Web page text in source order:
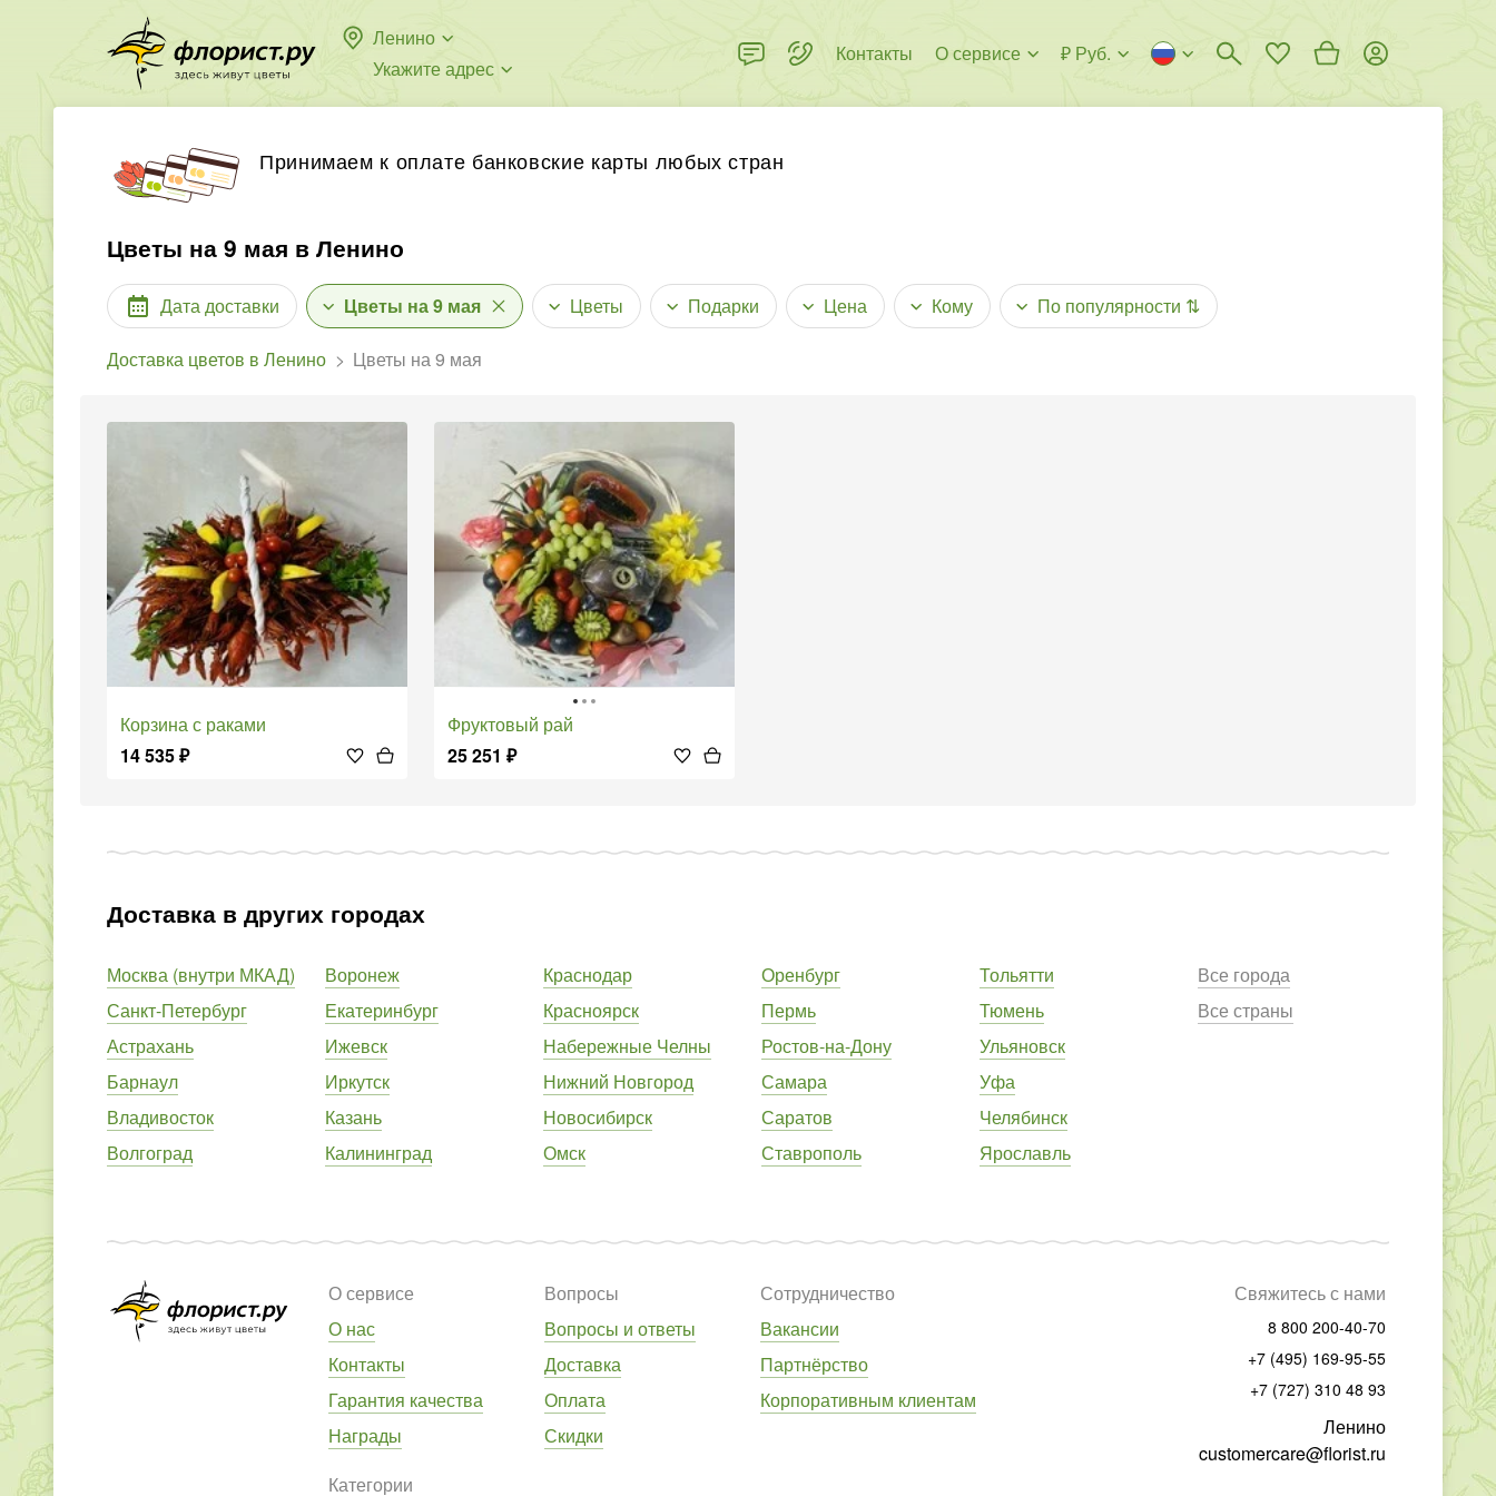
Ленино
Укажите адрес
Контакты О сервисе ₽ Руб.
Принимаем к оплате банковские карты любых стран
Цветы на 9 мая в Ленино
Дата доставки Цветы на 9 мая Цветы Подарки Цена Кому По популярности ⇅
Доставка цветов в Ленино Цветы на 9 мая
Корзина с раками
14 535₽
Фруктовый рай
25 251 ₽
Доставка в других городах
Москва (внутри МКАД)
Санкт-Петербург
Астрахань
Барнаул
Владивосток
Волгоград
Воронеж
Екатеринбург
Ижевск
Иркутск
Казань
Калининград
Краснодар
Красноярск
Набережные Челны
Нижний Новгород
Новосибирск
Омск
Оренбург
Пермь
Ростов-на-Дону
Самара
Саратов
Ставрополь
Тольятти
Тюмень
Ульяновск
Уфа
Челябинск
Ярославль
Все города
Все страны
О сервисе
О нас
Контакты
Гарантия качества
Награды
Вопросы
Вопросы и ответы
Доставка
Оплата
Скидки
Сотрудничество
Вакансии
Партнёрство
Корпоративным клиентам
Категории
Свяжитесь с нами
8 800 200-40-70
+7 (495) 169-95-55
+7 (727) 310 48 93
Ленино
customercare@florist.ru